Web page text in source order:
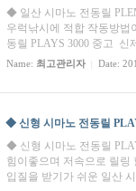
◆ 일산 시마노 전동릴
우럭낚시에 적합 작동방
동릴 PLAYS 3000 중고
Name: 최고관리자 Date:
◆ 신형 시마노 전동릴
◆ 신형 시마노 전동릴
힘이좋으며 저속으로 릴링
입질을 받기가 쉬운 일산